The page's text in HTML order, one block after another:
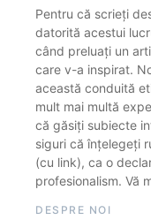
Pentru că scrieți
datorită acestui
când preluați un
care v-a inspirat.
această conduită
mult mai multă
că găsiți subiecte
siguri că înțelegeți
(cu link), ca o
profesionalism. Vă
DESPRE NOI